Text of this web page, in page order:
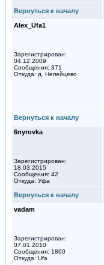
Вернуться к началу
Alex_Ufa1
Зарегистрирован:
04.12.2009
Сообщения: 371
Откуда: д. Непейцево
Вернуться к началу
6nyrovka
Зарегистрирован:
18.03.2015
Сообщения: 42
Откуда: Уфа
Вернуться к началу
vadam
Зарегистрирован:
07.01.2010
Сообщения: 1860
Откуда: Ufa